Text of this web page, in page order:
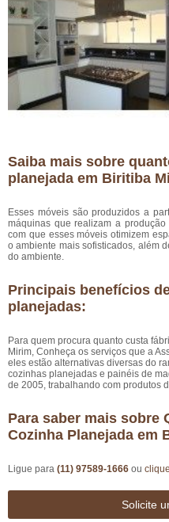
Saiba mais sobre
planejada em Biritiba
Esses móveis são produzidos a
máquinas que realizam a
com que esses móveis otimizem
o ambiente mais sofisticados, além
do ambiente.
Principais benefícios
planejadas:
Para quem procura quanto custa
Mirim, Conheça os serviços que a
eles estão alternativas diversas do
cozinhas planejadas e painéis de
de 2005, trabalhando com produtos
Para saber mais sobre
Cozinha Planejada em
Ligue para (11) 97589-1666 ou
Solicite